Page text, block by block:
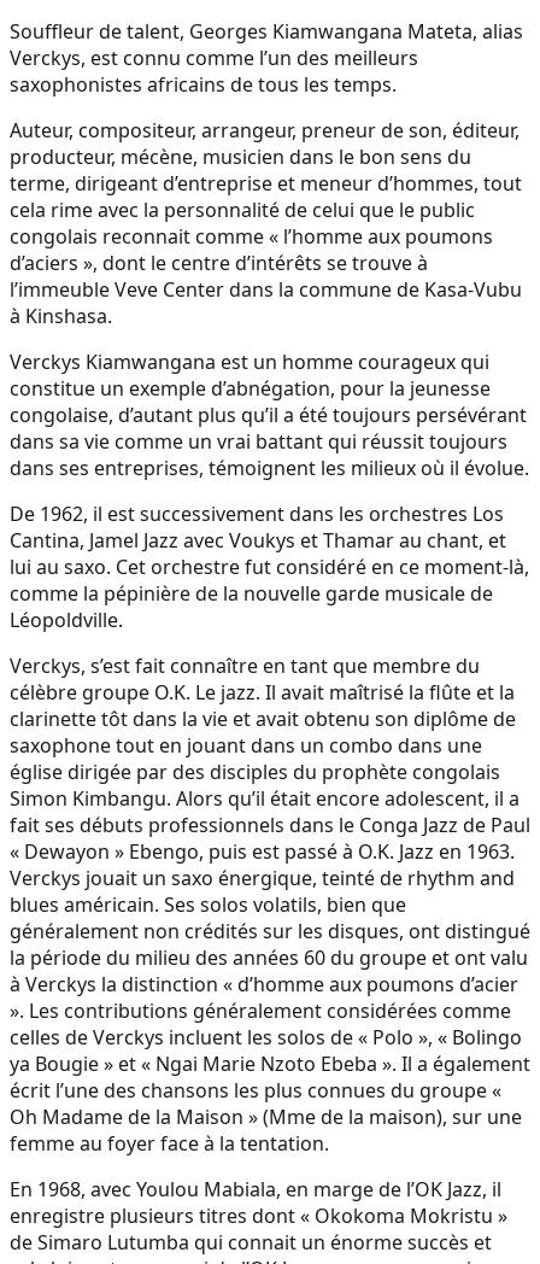
Souffleur de talent, Georges Kiamwangana Mateta, alias
Verckys, est connu comme l’un des meilleurs
saxophonistes africains de tous les temps.
Auteur, compositeur, arrangeur, preneur de son, éditeur,
producteur, mécène, musicien dans le bon sens du
terme, dirigeant d’entreprise et meneur d’hommes, tout
cela rime avec la personnalité de celui que le public
congolais reconnait comme « l’homme aux poumons
d’aciers », dont le centre d’intérêts se trouve à
l’immeuble Veve Center dans la commune de Kasa-Vubu
à Kinshasa.
Verckys Kiamwangana est un homme courageux qui
constitue un exemple d’abnégation, pour la jeunesse
congolaise, d’autant plus qu’il a été toujours persévérant
dans sa vie comme un vrai battant qui réussit toujours
dans ses entreprises, témoignent les milieux où il évolue.
De 1962, il est successivement dans les orchestres Los
Cantina, Jamel Jazz avec Voukys et Thamar au chant, et
lui au saxo. Cet orchestre fut considéré en ce moment-là,
comme la pépinière de la nouvelle garde musicale de
Léopoldville.
Verckys, s’est fait connaître en tant que membre du
célèbre groupe O.K. Le jazz. Il avait maîtrisé la flûte et la
clarinette tôt dans la vie et avait obtenu son diplôme de
saxophone tout en jouant dans un combo dans une
église dirigée par des disciples du prophète congolais
Simon Kimbangu. Alors qu’il était encore adolescent, il a
fait ses débuts professionnels dans le Conga Jazz de Paul
« Dewayon » Ebengo, puis est passé à O.K. Jazz en 1963.
Verckys jouait un saxo énergique, teinté de rhythm and
blues américain. Ses solos volatils, bien que
généralement non crédités sur les disques, ont distingué
la période du milieu des années 60 du groupe et ont valu
à Verckys la distinction « d’homme aux poumons d’acier
». Les contributions généralement considérées comme
celles de Verckys incluent les solos de « Polo », « Bolingo
ya Bougie » et « Ngai Marie Nzoto Ebeba ». Il a également
écrit l’une des chansons les plus connues du groupe «
Oh Madame de la Maison » (Mme de la maison), sur une
femme au foyer face à la tentation.
En 1968, avec Youlou Mabiala, en marge de l’OK Jazz, il
enregistre plusieurs titres dont « Okokoma Mokristu »
de Simaro Lutumba qui connait un énorme succès et